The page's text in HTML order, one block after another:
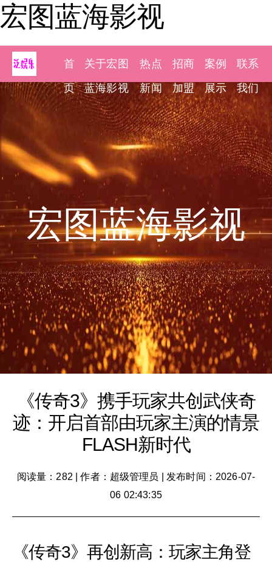
宏图蓝海影视
首
页
关于宏图
蓝海影视
热点
新闻
招商
加盟
案例
展示
联系
我们
宏图蓝海影视
《传奇3》携手玩家共创武侠奇
迹：开启首部由玩家主演的情景
FLASH新时代
阅读量：282 |作者：超级管理员
发布时间：2026-07-
06 02:43:35
《传奇3》再创新高：玩家主角登